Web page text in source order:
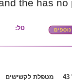
the has no
טל:
מטפלת לקשישים